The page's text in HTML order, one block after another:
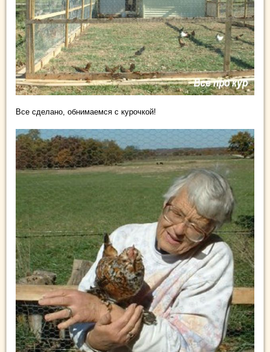
Все сделано, обнимаемся с курочкой!